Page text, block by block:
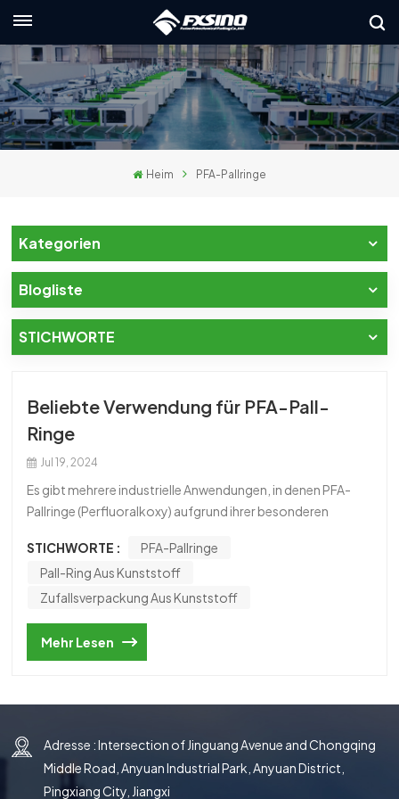
국의
Heim PFA-Pallringe
Kategorien
Blogliste
STICHWORTE
Beliebte Verwendung für PFA-Pall-
Ringe
Jul 19, 2024
Es gibt mehrere industrielle Anwendungen, in denen PFA-
Pallringe (Perfluoralkoxy) aufgrund ihrer besonderen
in großem Umfang eingesetzt werden. Einige Beispiele für
die beliebte Verwendung von PFA-Pallringe sind wie folgt:1.
Chemische Verarbeitung: PFA-Pallringe werden häufig in
verwendet: Dies ist eine beliebte Verwendung für diese
Ringe. Wenn es um Trenntechniken geht, die korrosive
Absorption, Strippen und andere ähnliche Verfahren
gegenüber Chemikalien und seiner mangelnden Reaktivität
ist Polyfluoralkan (PFA) eine ausgezeichnete Wahl für die
Handhabung aggressiver oder korrosiver Verbindungen und
STICHWORTE :
PFA-Pallringe
Pall-Ring Aus Kunststoff
Zufallsverpackung Aus Kunststoff
Mehr Lesen
Adresse : Intersection of Jinguang Avenue and Chongqing
Middle Road, Anyuan Industrial Park, Anyuan District,
Pingxiang City, Jiangxi